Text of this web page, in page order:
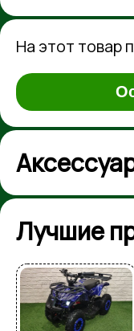
На этот товар
Лучшие